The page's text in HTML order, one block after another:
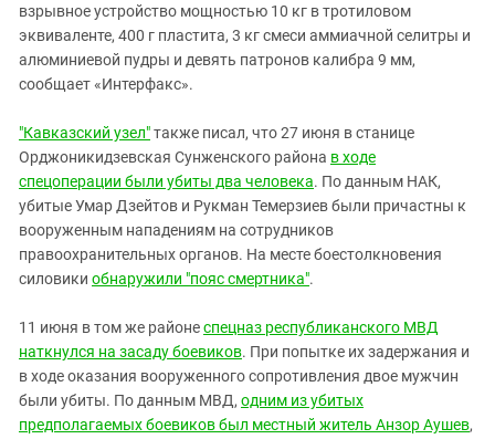
СКФО
Ставропольский край
Чечня
Южная Осетия
Южный Кавказ
ЮФО
взрывное устройство мощностью 10 кг в тротиловом
эквиваленте, 400 г пластита, 3 кг смеси аммиачной селитры и
алюминиевой пудры и девять патронов калибра 9 мм,
сообщает «Интерфакс».
"Кавказский узел"также писал, что 27 июня в станице
Орджоникидзевская Сунженского района в ходе
спецоперации были убиты два человека. По данным НАК,
убитые Умар Дзейтов и Рукман Темерзиев были причастны к
вооруженным нападениям на сотрудников
правоохранительных органов. На месте боестолкновения
силовики обнаружили "пояс смертника".
11 июня в том же районеспецназ республиканского МВД
наткнулся на засаду боевиков. При попытке их задержания и
в ходе оказания вооруженного сопротивления двое мужчин
были убиты. По данным МВД, одним из убитых
предполагаемых боевиков был местный житель Анзор Аушев,